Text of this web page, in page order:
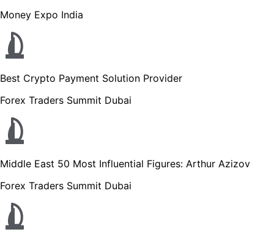
Money Expo India
Best Crypto Payment Solution Provider
Forex Traders Summit Dubai
Middle East 50 Most Influential Figures: Arthur Azizov
Forex Traders Summit Dubai